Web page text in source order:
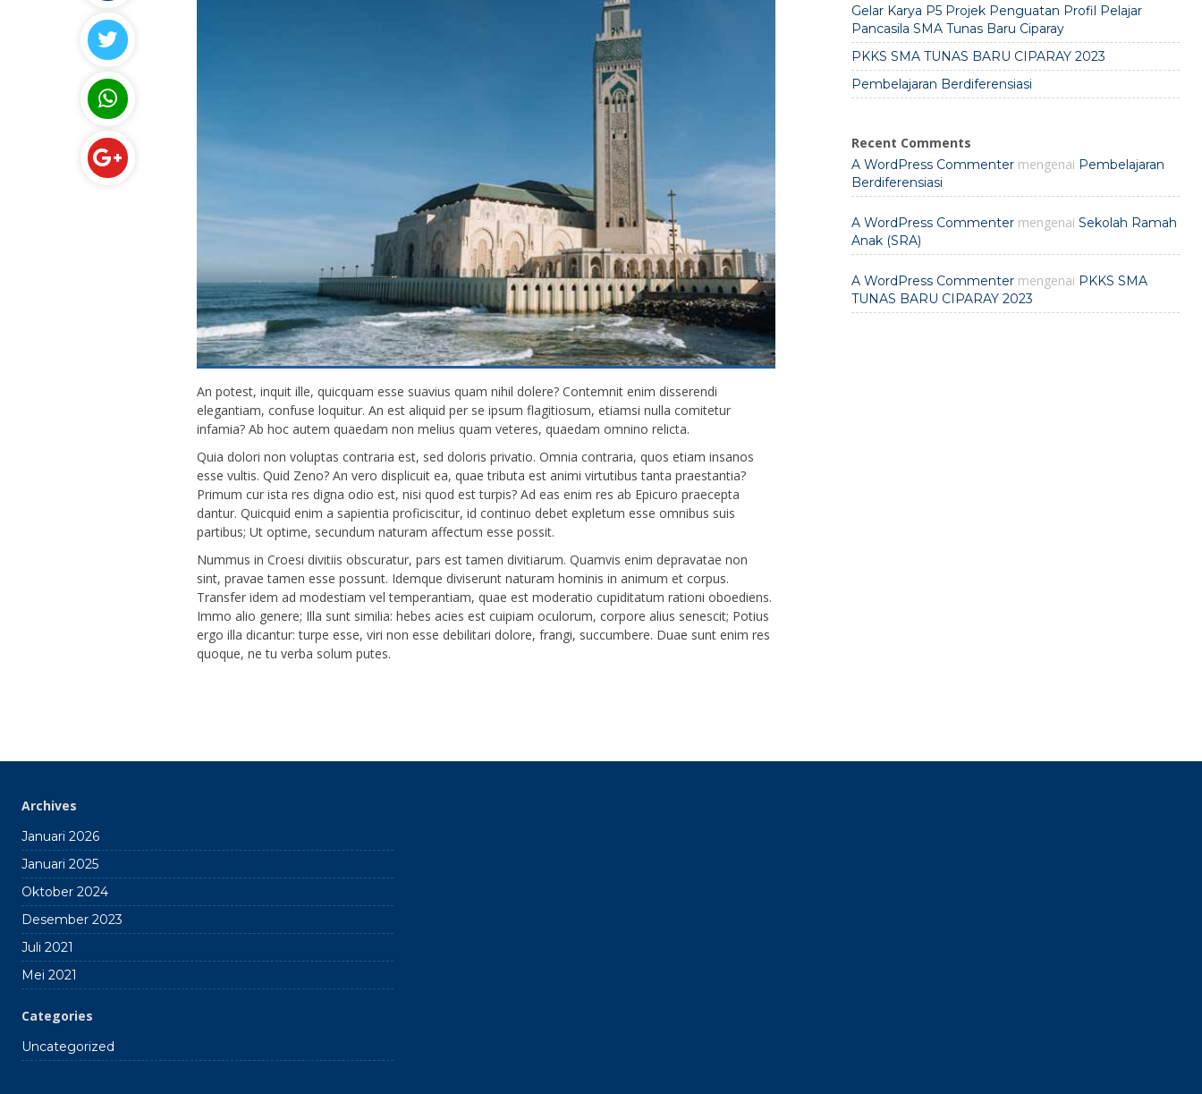
An potest, inquit ille, quicquam esse suavius quam nihil dolere? Contemnit enim disserendi
elegantiam, confuse loquitur. An est aliquid per se ipsum flagitiosum, etiamsi nulla comitetur
infamia? Ab hoc autem quaedam non melius quam veteres, quaedam omnino relicta.
Quia dolori non voluptas contraria est, sed doloris privatio. Omnia contraria, quos etiam insanos
esse vultis. Quid Zeno? An vero displicuit ea, quae tributa est animi virtutibus tanta praestantia?
Primum cur ista res digna odio est, nisi quod est turpis? Ad eas enim res ab Epicuro praecepta
dantur. Quicquid enim a sapientia proficiscitur, id continuo debet expletum esse omnibus suis
partibus; Ut optime, secundum naturam affectum esse possit.
Nummus in Croesi divitiis obscuratur, pars est tamen divitiarum. Quamvis enim depravatae non
sint, pravae tamen esse possunt. Idemque diviserunt naturam hominis in animum et corpus.
Transfer idem ad modestiam vel temperantiam, quae est moderatio cupiditatum rationi oboediens.
Immo alio genere; Illa sunt similia: hebes acies est cuipiam oculorum, corpore alius senescit; Potius
ergo illa dicantur: turpe esse, viri non esse debilitari dolore, frangi, succumbere. Duae sunt enim res
quoque, ne tu verba solum putes.
Gelar Karya P5 Projek Penguatan Profil Pelajar
Pancasila SMA Tunas Baru Ciparay
PKKS SMA TUNAS BARU CIPARAY 2023
Pembelajaran Berdiferensiasi
Recent Comments
A WordPress Commentermengenai Pembelajaran
Berdiferensiasi
A WordPress Commentermengenai Sekolah Ramah
Anak (SRA)
A WordPress Commentermengenai PKKS SMA
TUNAS BARU CIPARAY 2023
Archives
Januari 2026
Januari 2025
Oktober 2024
Desember 2023
Juli 2021
Mei 2021
Categories
Uncategorized